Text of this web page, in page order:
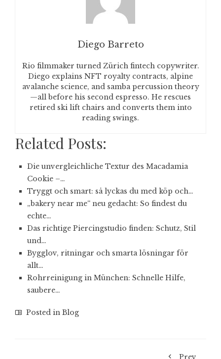
Diego Barreto
Rio filmmaker turned Zürich fintech copywriter.
Diego explains NFT royalty contracts, alpine
avalanche science, and samba percussion theory
—all before his second espresso. He rescues
retired ski lift chairs and converts them into
reading swings.
Related Posts:
Die unvergleichliche Textur des Macadamia
Cookie –…
Tryggt och smart: så lyckas du med köp och…
„bakery near me“ neu gedacht: So findest du
echte…
Das richtige Piercingstudio finden: Schutz, Stil
und…
Bygglov, ritningar och smarta lösningar för
allt…
Rohrreinigung in München: Schnelle Hilfe,
saubere…
Posted in Blog
Prev